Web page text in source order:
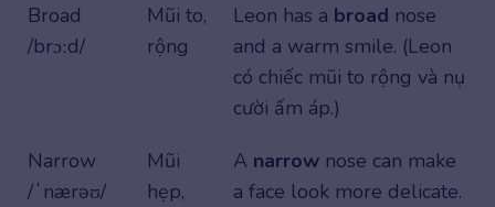
Broad
/brɔːd/
Mũi to,
rộng
Leon has a broad nose
and a warm smile. (Leon
có chiếc mũi to rộng và nụ
cười ấm áp.)
Narrow
/ˈnærəʊ/
Mũi
hẹp,
A narrow nose can make
a face look more delicate.